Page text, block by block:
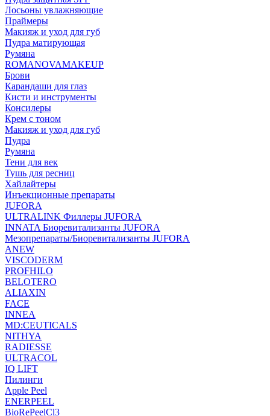
Лосьоны увлажняющие
Праймеры
Макияж и уход для губ
Пудра матирующая
Румяна
ROMANOVAMAKEUP
Брови
Карандаши для глаз
Кисти и инструменты
Консилеры
Крем с тоном
Макияж и уход для губ
Пудра
Румяна
Тени для век
Тушь для ресниц
Хайлайтеры
Инъекционные препараты
JUFORA
ULTRALINK Филлеры JUFORA
INNATA Биоревитализанты JUFORA
Мезопрепараты/Биоревитализанты JUFORA
ANEW
VISCODERM
PROFHILO
BELOTERO
ALIAXIN
FACE
INNEA
MD:CEUTICALS
NITHYA
RADIESSE
ULTRACOL
IQ LIFT
Пилинги
Apple Peel
ENERPEEL
BioRePeelCl3